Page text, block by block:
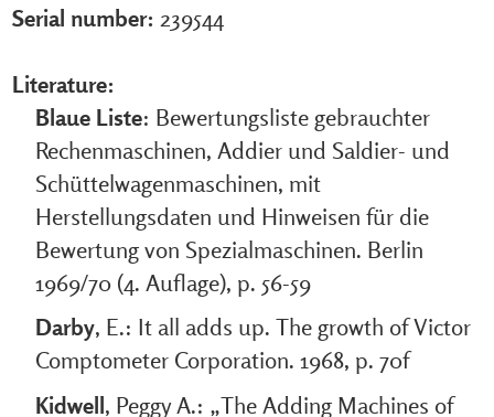
Serial number: 239544
Literature:
Blaue Liste: Bewertungsliste gebrauchter
Rechenmaschinen, Addier und Saldier- und
Schüttelwagenmaschinen, mit
Herstellungsdaten und Hinweisen für die
Bewertung von Spezialmaschinen. Berlin
1969/70 (4. Auflage), p. 56-59
Darby, E.: It all adds up. The growth of Victor
Comptometer Corporation. 1968, p. 70f
Kidwell, Peggy A.: „The Adding Machines of